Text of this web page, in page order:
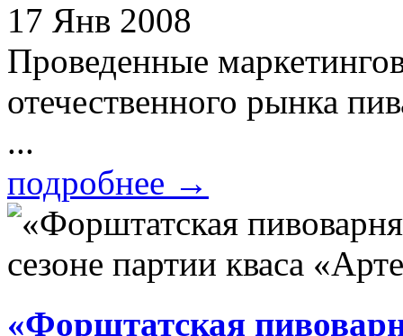
17 Янв 2008
Проведенные
отечественного рынка
...
подробнее →
«Форштатская